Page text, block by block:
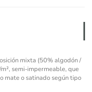
mixta (50% algodón /
semi-impermeable, que
mate o satinado según tipo